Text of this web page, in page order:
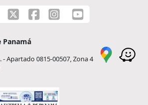
Panamá
Apartado 0815-00507, Zona 4